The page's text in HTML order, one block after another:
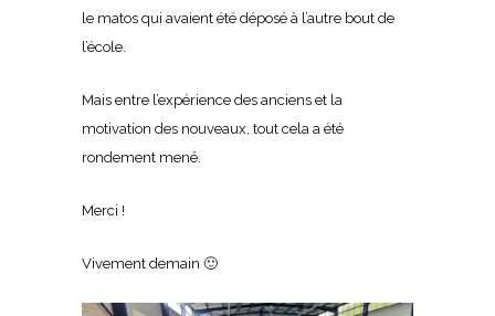
le matos qui avaient été déposé à l’autre bout de
l’école.
Mais entre l’expérience des anciens et la
motivation des nouveaux, tout cela a été
rondement mené.
Merci !
Vivement demain 🙂